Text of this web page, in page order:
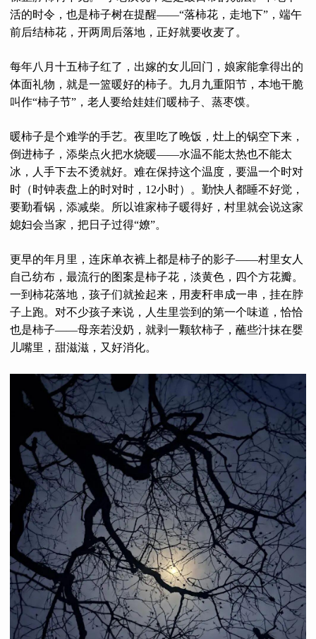
活的时令，也是柿子树在提醒——“落柿花，走地下”，端午
前后结柿花，开两周后落地，正好就要收麦了。
每年八月十五柿子红了，出嫁的女儿回门，娘家能拿得出的
体面礼物，就是一篮暖好的柿子。九月九重阳节，本地干脆
叫作“柿子节”，老人要给娃娃们暖柿子、蒸枣馍。
暖柿子是个难学的手艺。夜里吃了晚饭，灶上的锅空下来，
倒进柿子，添柴点火把水烧暖——水温不能太热也不能太
冰，人手下去不烫就好。难在保持这个温度，要温一个时对
时（时钟表盘上的时对时，12小时）。勤快人都睡不好觉，
要勤看锅，添减柴。所以谁家柿子暖得好，村里就会说这家
媳妇会当家，把日子过得“嫽”。
更早的年月里，连床单衣裤上都是柿子的影子——村里女人
自己纺布，最流行的图案是柿子花，淡黄色，四个方花瓣。
一到柿花落地，孩子们就捡起来，用麦秆串成一串，挂在脖
子上跑。对不少孩子来说，人生里尝到的第一个味道，恰恰
也是柿子——母亲若没奶，就剥一颗软柿子，蘸些汁抹在婴
儿嘴里，甜滋滋，又好消化。